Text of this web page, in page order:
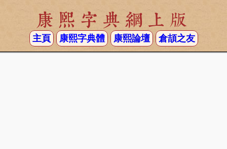
康熙字典網上版
主頁 康熙字典體 康熙論壇 倉頡之友